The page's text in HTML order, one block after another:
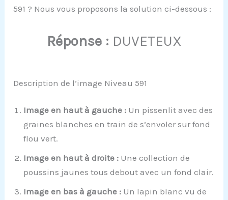
591 ? Nous vous proposons la solution ci-dessous :
Réponse : DUVETEUX
Description de l’image Niveau 591
Image en haut à gauche : Un pissenlit avec des
graines blanches en train de s’envoler sur fond
flou vert.
Image en haut à droite : Une collection de
poussins jaunes tous debout avec un fond clair.
Image en bas à gauche : Un lapin blanc vu de